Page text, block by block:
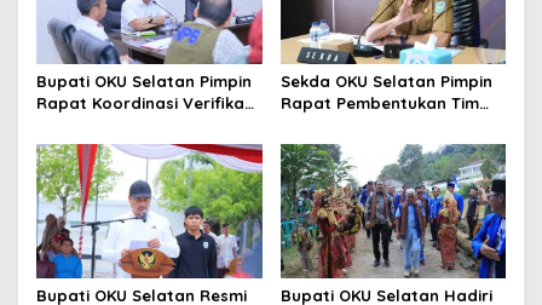
Bupati OKU Selatan Pimpin
Rapat Koordinasi Verifikasi
Rekonstruksi
Pascabencana Bersama
BNPB
Sekda OKU Selatan Pimpin
Rapat Pembentukan Tim
Pencegahan Dan
Penanganan Anak Tidak
Sekolah
Bupati OKU Selatan Resmi
Bupati OKU Selatan Hadiri